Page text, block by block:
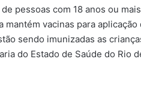
pessoas com 18 anos ou
vacinas para
sendo imunizadas as
do Estado de Saúde do Rio